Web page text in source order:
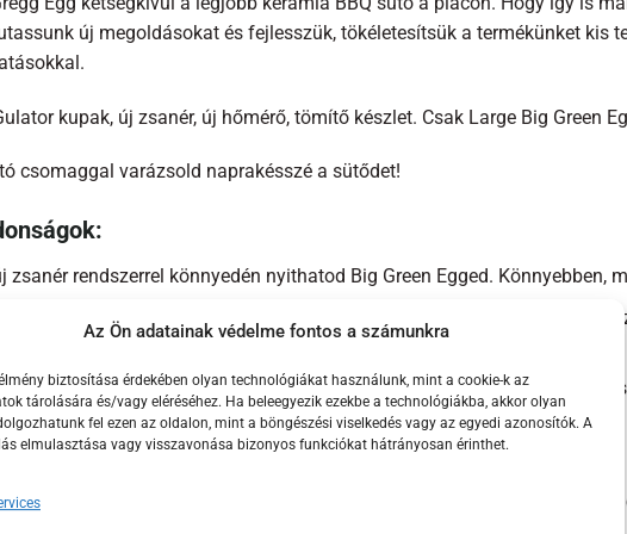
Az Ön adatainak védelme fontos a számunkra
biztosítása érdekében olyan technológiákat használunk, mint a cookie-k az
tárolására és/vagy eléréséhez. Ha beleegyezik ezekbe a technológiákba, akkor olyan
fel ezen az oldalon, mint a böngészési viselkedés vagy az egyedi azonosítók. A
elmulasztása vagy visszavonása bizonyos funkciókat hátrányosan érinthet.
új megoldásokat és fejlesszük, tökéletesítsük a termékünket kis
kupak, új zsanér, új hőmérő, tömítő készlet. Csak Large Big Green
csomaggal varázsold naprakésszé a sütődet!
zsanér rendszerrel könnyedén nyithatod Big Green Egged. Könnyebben,
rEGGulator öntöttvas kupakkal még precízebben tudod a hőmérsékletet
az eső? rEGGulator kupakodhoz extraként „esernyőt” is vásárolhatsz,
korrózióálló bevonattal is el van látva, így nem rozsdásodik.
nagyobb méretű hőmérővel könnyebben leolvashatod az EGG belső